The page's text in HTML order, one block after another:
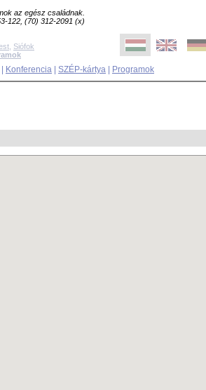
az egész családnak.
122, (70) 312-2091 (x)
Siófok
Konferencia SZÉP-kártya Programok